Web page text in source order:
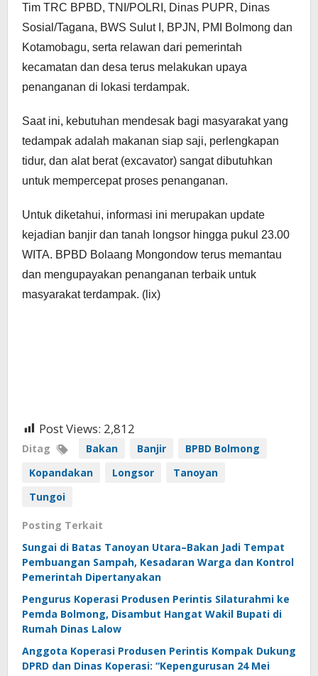
Tim TRC BPBD, TNI/POLRI, Dinas PUPR, Dinas
Sosial/Tagana, BWS Sulut I, BPJN, PMI Bolmong dan
Kotamobagu, serta relawan dari pemerintah
kecamatan dan desa terus melakukan upaya
penanganan di lokasi terdampak.
Saat ini, kebutuhan mendesak bagi masyarakat yang
tedampak adalah makanan siap saji, perlengkapan
tidur, dan alat berat (excavator) sangat dibutuhkan
untuk mempercepat proses penanganan.
Untuk diketahui, informasi ini merupakan update
kejadian banjir dan tanah longsor hingga pukul 23.00
WITA. BPBD Bolaang Mongondow terus memantau
dan mengupayakan penanganan terbaik untuk
masyarakat terdampak. (lix)
Post Views: 2,812
Ditag Bakan Banjir
BPBD Bolmong
Kopandakan
Longsor
Tanoyan
Tungoi
Posting Terkait
Sungai di Batas Tanoyan Utara–Bakan Jadi Tempat
Pembuangan Sampah, Kesadaran Warga dan Kontrol
Pemerintah Dipertanyakan
Pengurus Koperasi Produsen Perintis Silaturahmi ke
Pemda Bolmong, Disambut Hangat Wakil Bupati di
Rumah Dinas Lalow
Anggota Koperasi Produsen Perintis Kompak Dukung
DPRD dan Dinas Koperasi: “Kepengurusan 24 Mei